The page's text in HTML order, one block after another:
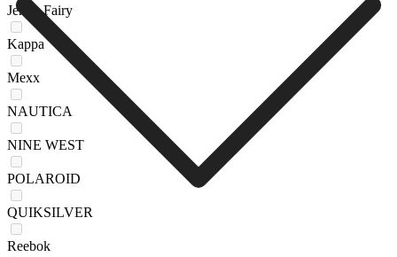
Jenny Fairy
Kappa
Mexx
NAUTICA
NINE WEST
POLAROID
QUIKSILVER
Reebok